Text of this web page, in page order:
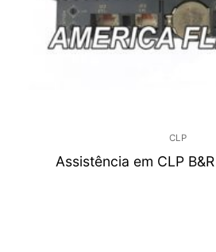
CLP
Assistência em CLP